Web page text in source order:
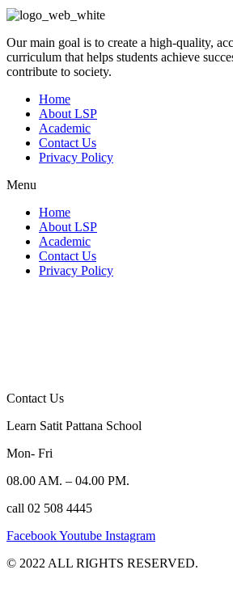
Our main goal is to create a high-quality,
curriculum that helps students achieve
contribute to society.
Home
About LSP
Academic
Contact Us
Privacy Policy
Menu
Home
About LSP
Academic
Contact Us
Privacy Policy
Contact Us
Learn Satit Pattana School
Mon- Fri
08.00 AM. – 04.00 PM.
call 02 508 4445
FacebookYoutube Instagram
©️ 2022 ALL RIGHTS RESERVED.